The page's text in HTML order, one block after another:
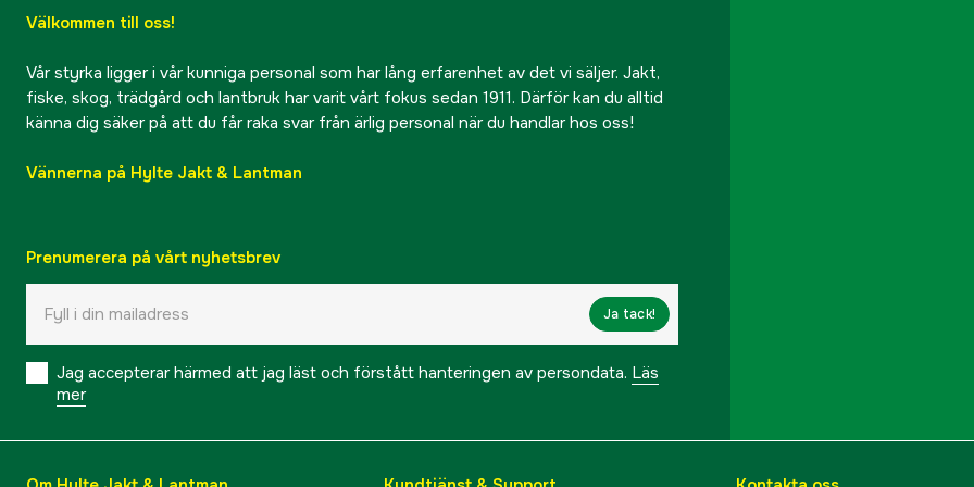
Välkommen till oss!
Vår styrka ligger i vår kunniga personal som har lång erfarenhet av det vi säljer. Jakt,
fiske, skog, trädgård och lantbruk har varit vårt fokus sedan 1911. Därför kan du alltid
känna dig säker på att du får raka svar från ärlig personal när du handlar hos oss!
Vännerna på Hylte Jakt & Lantman
Prenumerera på vårt nyhetsbrev
Ja tack!
Jag accepterar härmed att jag läst och förstått hanteringen av persondata. Läs
mer